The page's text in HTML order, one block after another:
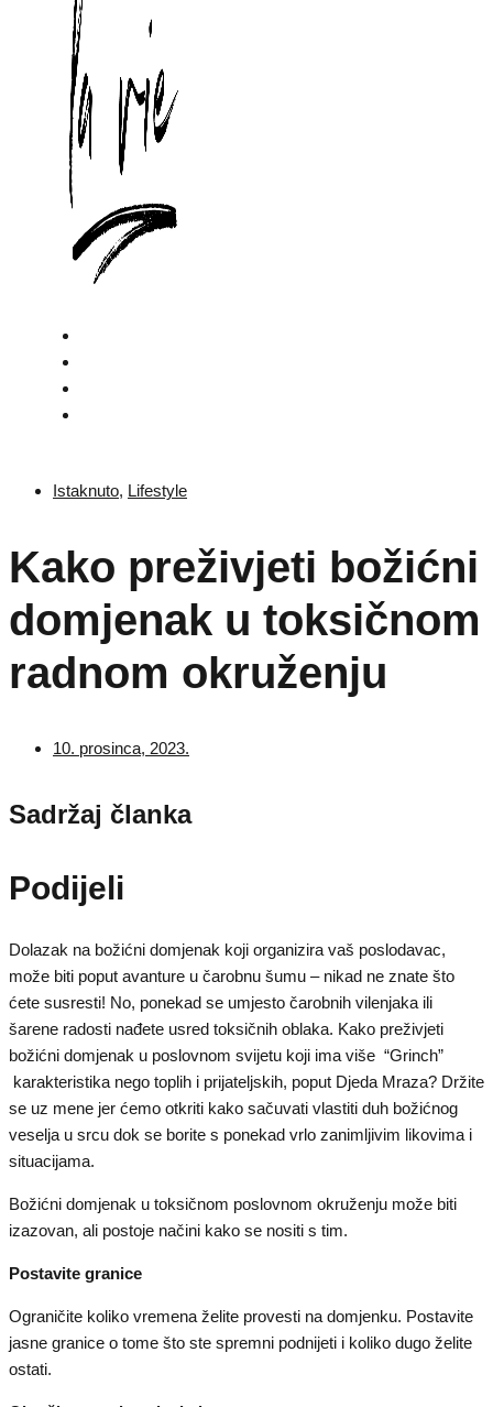
Istaknuto, Lifestyle
Kako preživjeti božićni
domjenak u toksičnom
radnom okruženju
10. prosinca, 2023.
Sadržaj članka
Podijeli
Dolazak na božićni domjenak koji organizira vaš poslodavac,
može biti poput avanture u čarobnu šumu – nikad ne znate što
ćete susresti! No, ponekad se umjesto čarobnih vilenjaka ili
šarene radosti nađete usred toksičnih oblaka. Kako preživjeti
božićni domjenak u poslovnom svijetu koji ima više “Grinch”
karakteristika nego toplih i prijateljskih, poput Djeda Mraza? Držite
se uz mene jer ćemo otkriti kako sačuvati vlastiti duh božićnog
veselja u srcu dok se borite s ponekad vrlo zanimljivim likovima i
situacijama.
Božićni domjenak u toksičnom poslovnom okruženju može biti
izazovan, ali postoje načini kako se nositi s tim.
Postavite granice
Ograničite koliko vremena želite provesti na domjenku. Postavite
jasne granice o tome što ste spremni podnijeti i koliko dugo želite
ostati.